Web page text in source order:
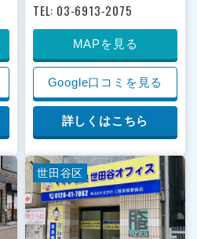
TEL: 03-6913-2075
MAPを見る
Google口コミを見る
詳しくはこちら
世田谷区